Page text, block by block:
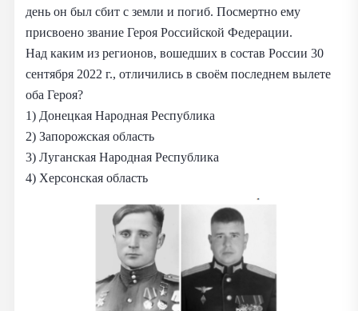
день он был сбит с земли и погиб. Посмертно ему
присвоено звание Героя Российской Федерации.
Над каким из регионов, вошедших в состав России 30
сентября 2022 г., отличились в своём последнем вылете
оба Героя?
1) Донецкая Народная Республика
2) Запорожская область
3) Луганская Народная Республика
4) Херсонская область